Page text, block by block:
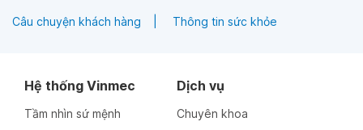
Câu chuyện khách hàng Thông tin sức khỏe
Hệ thống Vinmec
Tầm nhìn sứ mệnh
Dịch vụ
Chuyên khoa